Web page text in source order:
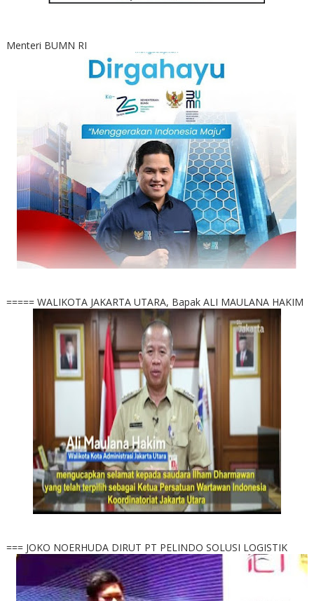
Menteri BUMN RI
===== WALIKOTA JAKARTA UTARA, Bapak ALI MAULANA HAKIM
=== JOKO NOERHUDA DIRUT PT PELINDO SOLUSI LOGISTIK